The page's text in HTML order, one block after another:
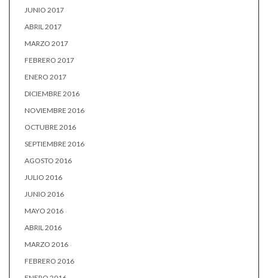
JUNIO 2017
ABRIL 2017
MARZO 2017
FEBRERO 2017
ENERO 2017
DICIEMBRE 2016
NOVIEMBRE 2016
OCTUBRE 2016
SEPTIEMBRE 2016
AGOSTO 2016
JULIO 2016
JUNIO 2016
MAYO 2016
ABRIL 2016
MARZO 2016
FEBRERO 2016